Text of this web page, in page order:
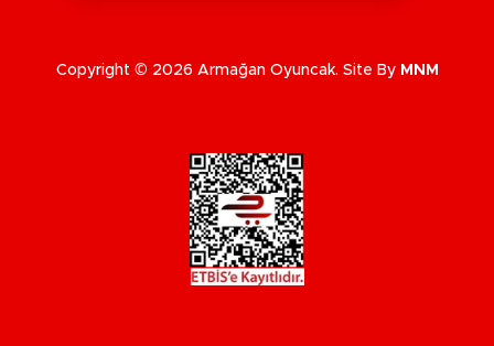
Copyright © 2026 Armağan Oyuncak. Site By MNM